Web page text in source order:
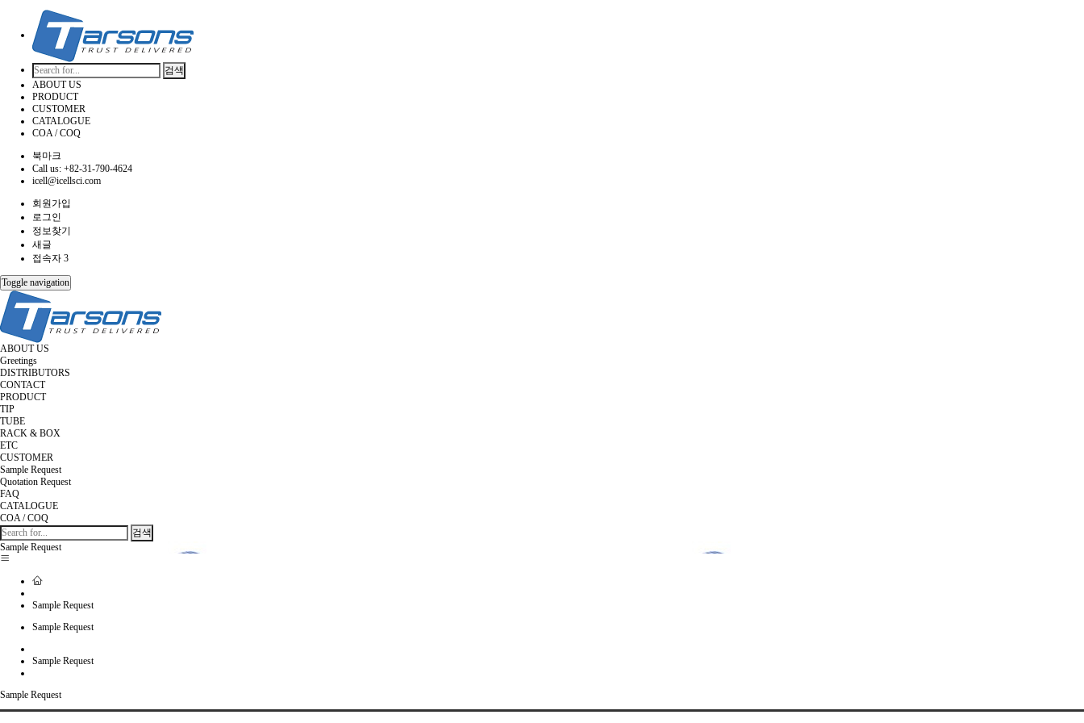
검색
ABOUT US
PRODUCT
CUSTOMER
CATALOGUE
COA / COQ
북마크
Call us: +82-31-790-4624
icell@icellsci.com
회원가입
로그인
정보찾기
새글
접속자 3
Toggle navigation
ABOUT US
Greetings
DISTRIBUTORS
CONTACT
PRODUCT
TIP
TUBE
RACK & BOX
ETC
CUSTOMER
Sample Request
Quotation Request
FAQ
CATALOGUE
COA / COQ
검색
Sample Request
Sample Request
Sample Request
Sample Request
Sample Request